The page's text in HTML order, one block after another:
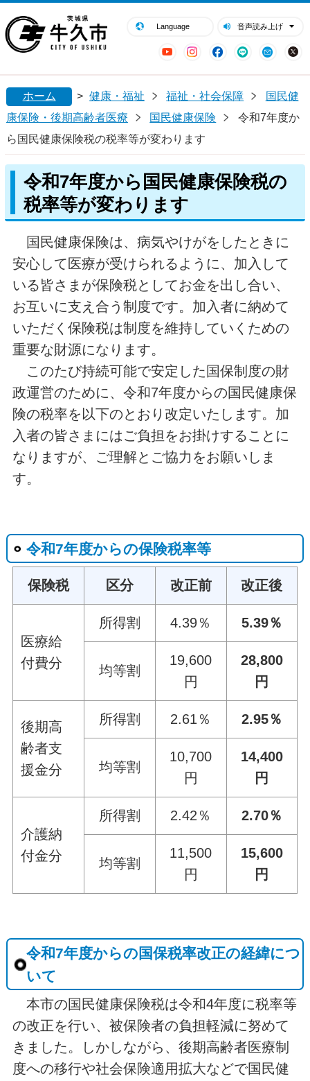
Language 音声読み上げ
YouTubeInstagram
Facebook
LINE Mail
閉じる
ホーム > 健康・福祉 福祉・社会保障
国民健
康保険・後期高齢者医療
国民健康保険
令和7年度か
ら国民健康保険税の税率等が変わります
令和7年度から国民健康保険税の
税率等が変わります
国民健康保険は、病気やけがをしたときに
安心して医療が受けられるように、加入して
いる皆さまが保険税としてお金を出し合い、
お互いに支え合う制度です。加入者に納めて
いただく保険税は制度を維持していくための
重要な財源になります。
このたび持続可能で安定した国保制度の財
政運営のために、令和7年度からの国民健康保
険の税率を以下のとおり改定いたします。加
入者の皆さまにはご負担をお掛けすることに
なりますが、ご理解とご協力をお願いしま
す。
令和7年度からの保険税率等
保険税 区分 改正前 改正後
医療給
付費分
所得割 4.39％ 5.39％
均等割
19,600
円
28,800
円
後期高
齢者支
援金分
所得割 2.61％ 2.95％
均等割
10,700
円
14,400
円
介護納
付金分
所得割 2.42％ 2.70％
均等割
11,500
円
15,600
円
令和7年度からの国保税率改正の経緯につ
いて
本市の国民健康保険税は令和4年度に税率等
の改正を行い、被保険者の負担軽減に努めて
きました。しかしながら、後期高齢者医療制
度への移行や社会保険適用拡大などで国民健